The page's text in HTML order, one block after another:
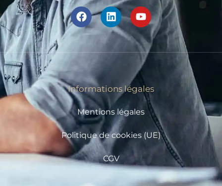
Informations légales
Mentions légales
Politique de cookies (UE)
CGV